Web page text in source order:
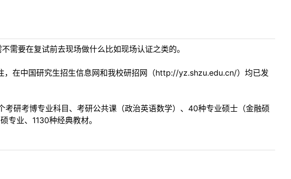
需要在复试前去现场做什么比如现场认证之类的。
在中国研究生招生信息网和我校研招网（http://yz.shzu.edu.cn/）均已发
研考博专业科目、考研公共课（政治英语数学）、40种专业硕士（金融硕
专业、1130种经典教材。